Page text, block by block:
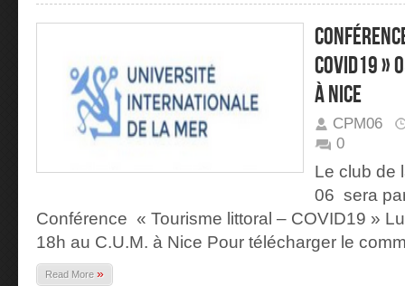
COVID19
à Nice
CPM06
0
Le club de
06 sera
Conférence « Tourisme littoral – COVID19 »
18h au C.U.M. à Nice Pour télécharger le
Read More »